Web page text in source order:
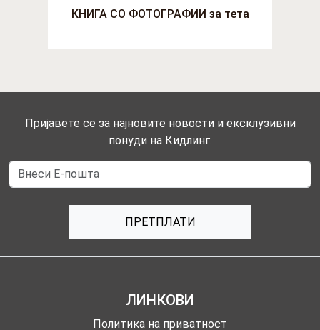
КНИГА СО ФОТОГРАФИИ за тета
Пријавете се за најновите новости и ексклузивни
понуди на Кидлинг.
ПРЕТПЛАТИ
ЛИНКОВИ
Политика на приватност